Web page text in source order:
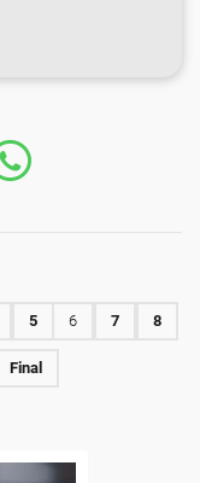
5 6 7 8
Final